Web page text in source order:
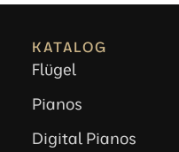
KATALOG
Flügel
Pianos
Digital Pianos